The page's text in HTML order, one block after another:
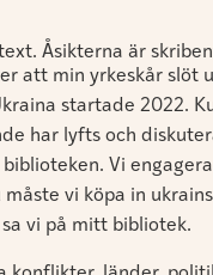
Åsikterna är
att min yrkeskår slöt
startade 2022.
har lyfts och
Vi
måste vi köpa in
vi på mitt bibliotek.